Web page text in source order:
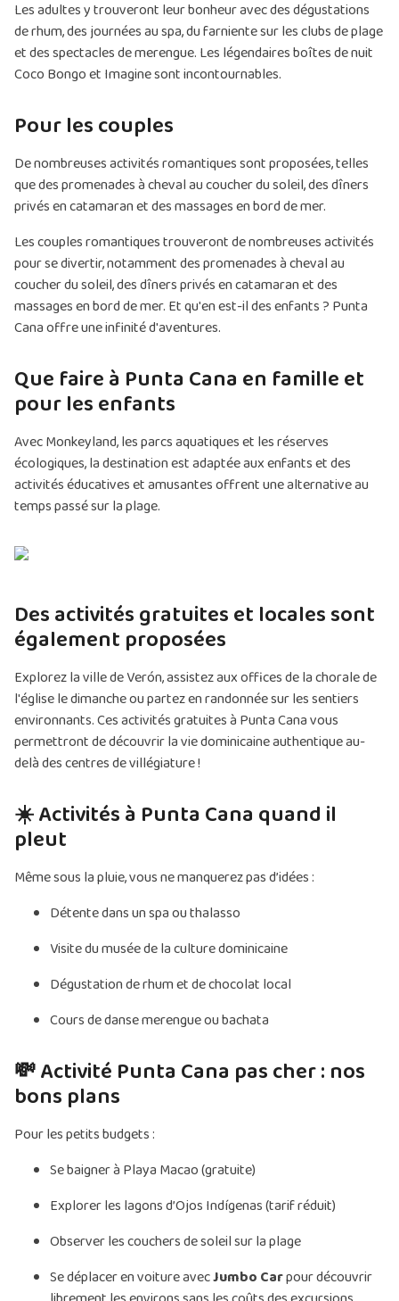
Les adultes y trouveront leur bonheur avec des dégustations
de rhum, des journées au spa, du farniente sur les clubs de plage
et des spectacles de merengue. Les légendaires boîtes de nuit
Coco Bongo et Imagine sont incontournables.
Pour les couples
De nombreuses activités romantiques sont proposées, telles
que des promenades à cheval au coucher du soleil, des dîners
privés en catamaran et des massages en bord de mer.
Les couples romantiques trouveront de nombreuses activités
pour se divertir, notamment des promenades à cheval au
coucher du soleil, des dîners privés en catamaran et des
massages en bord de mer. Et qu'en est-il des enfants ? Punta
Cana offre une infinité d'aventures.
Que faire à Punta Cana en famille et
pour les enfants
Avec Monkeyland, les parcs aquatiques et les réserves
écologiques, la destination est adaptée aux enfants et des
activités éducatives et amusantes offrent une alternative au
temps passé sur la plage.
Des activités gratuites et locales sont
également proposées
Explorez la ville de Verón, assistez aux offices de la chorale de
l'église le dimanche ou partez en randonnée sur les sentiers
environnants. Ces activités gratuites à Punta Cana vous
permettront de découvrir la vie dominicaine authentique au-
delà des centres de villégiature !
☀️ Activités à Punta Cana quand il
pleut
Même sous la pluie, vous ne manquerez pas d’idées :
Détente dans un spa ou thalasso
Visite du musée de la culture dominicaine
Dégustation de rhum et de chocolat local
Cours de danse merengue ou bachata
💸 Activité Punta Cana pas cher : nos
bons plans
Pour les petits budgets :
Se baigner à Playa Macao (gratuite)
Explorer les lagons d’Ojos Indígenas (tarif réduit)
Observer les couchers de soleil sur la plage
Se déplacer en voiture avecJumbo Carpour découvrir